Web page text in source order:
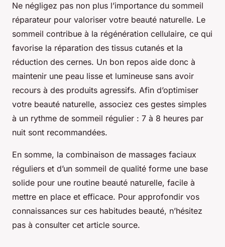
Ne négligez pas non plus l’importance du sommeil
réparateur pour valoriser votre beauté naturelle. Le
sommeil contribue à la régénération cellulaire, ce qui
favorise la réparation des tissus cutanés et la
réduction des cernes. Un bon repos aide donc à
maintenir une peau lisse et lumineuse sans avoir
recours à des produits agressifs. Afin d’optimiser
votre beauté naturelle, associez ces gestes simples
à un rythme de sommeil régulier : 7 à 8 heures par
nuit sont recommandées.
En somme, la combinaison de massages faciaux
réguliers et d’un sommeil de qualité forme une base
solide pour une routine beauté naturelle, facile à
mettre en place et efficace. Pour approfondir vos
connaissances sur ces habitudes beauté, n’hésitez
pas à consulter cet article source.